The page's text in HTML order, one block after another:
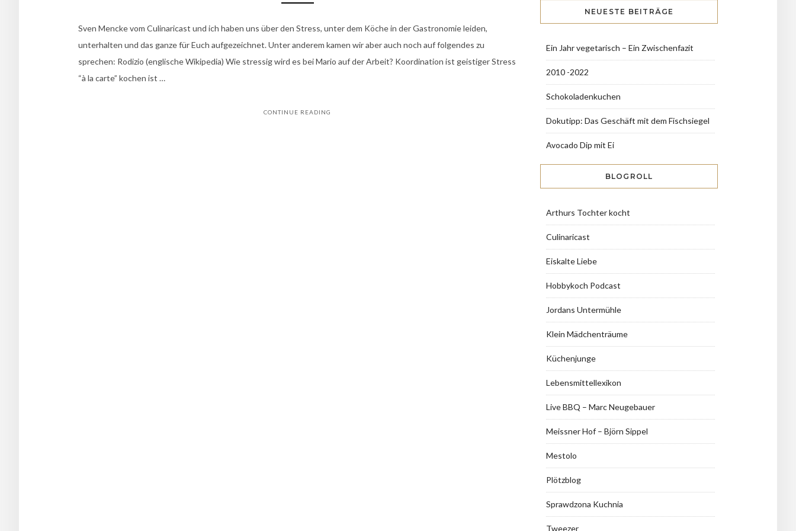
Sven Mencke vom Culinaricast und ich haben uns über den Stress, unter dem Köche in der Gastronomie leiden,
unterhalten und das ganze für Euch aufgezeichnet. Unter anderem kamen wir aber auch noch auf folgendes zu
sprechen: Rodizio (englische Wikipedia) Wie stressig wird es bei Mario auf der Arbeit? Koordination ist geistiger Stress
“à la carte” kochen ist …
CONTINUE READING
NEUESTE BEITRÄGE
Ein Jahr vegetarisch – Ein Zwischenfazit
2010 -2022
Schokoladenkuchen
Dokutipp: Das Geschäft mit dem Fischsiegel
Avocado Dip mit Ei
BLOGROLL
Arthurs Tochter kocht
Culinaricast
Eiskalte Liebe
Hobbykoch Podcast
Jordans Untermühle
Klein Mädchenträume
Küchenjunge
Lebensmittellexikon
Live BBQ – Marc Neugebauer
Meissner Hof – Björn Sippel
Mestolo
Plötzblog
Sprawdzona Kuchnia
Tweezer